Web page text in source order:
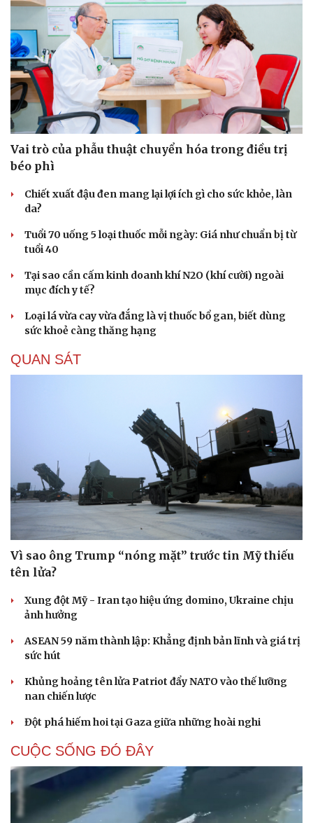
Cải chính
Vai trò của phẫu thuật chuyển hóa trong điều trị
béo phì
Chiết xuất đậu đen mang lại lợi ích gì cho sức khỏe, làn
da?
Tuổi 70 uống 5 loại thuốc mỗi ngày: Giá như chuẩn bị từ
tuổi 40
Tại sao cần cấm kinh doanh khí N2O (khí cười) ngoài
mục đích y tế?
Loại lá vừa cay vừa đắng là vị thuốc bổ gan, biết dùng
sức khoẻ càng thăng hạng
QUAN SÁT
Vì sao ông Trump “nóng mặt” trước tin Mỹ thiếu
tên lửa?
Xung đột Mỹ - Iran tạo hiệu ứng domino, Ukraine chịu
ảnh hưởng
ASEAN 59 năm thành lập: Khẳng định bản lĩnh và giá trị
sức hút
Khủng hoảng tên lửa Patriot đẩy NATO vào thế lưỡng
nan chiến lược
Đột phá hiếm hoi tại Gaza giữa những hoài nghi
CUỘC SỐNG ĐÓ ĐÂY